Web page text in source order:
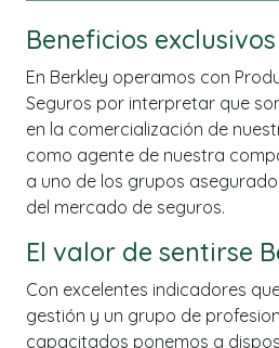
Beneficios
En Berkley operamos con
Seguros por interpretar que
en la comercialización de
como agente de nuestra
a uno de los grupos
del mercado de seguros.
El valor de sentirse
Con excelentes indicadores
gestión y un grupo de
capacitados ponemos a